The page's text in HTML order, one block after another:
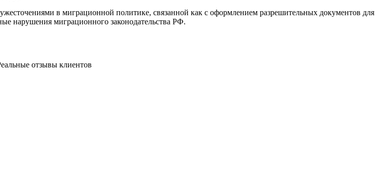
в миграционной политике, связанной как с оформлением разрешительных документов для
нарушения миграционного законодательства РФ.
отзывы клиентов